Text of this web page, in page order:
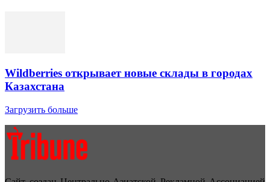
Wildberries открывает новые склады в городах
Казахстана
Загрузить больше